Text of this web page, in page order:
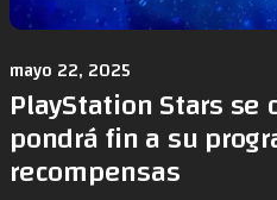
mayo 22, 2025
PlayStation Stars se
pondrá fin a su
recompensas